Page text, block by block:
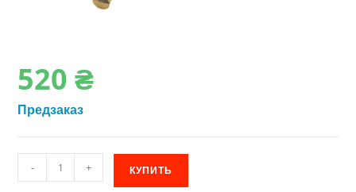
520₴
Предзаказ
Количество
товара
- + КУПИТЬ